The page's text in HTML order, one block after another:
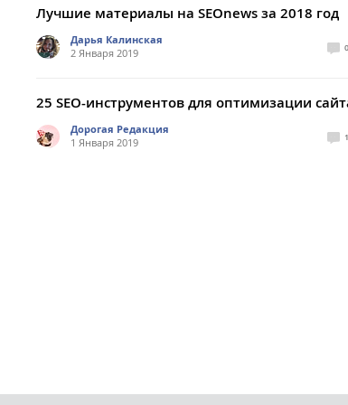
Лучшие материалы на SEOnews за 2018 год
Дарья Калинская
2 Января 2019
0
25 SEO-инструментов для оптимизации
Дорогая Редакция
1 Января 2019
1